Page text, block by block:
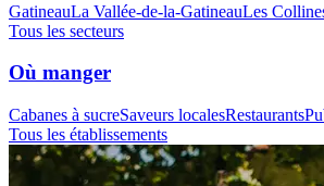
GatineauLa Vallée-de-la-GatineauLes
Tous les secteurs
Où manger
Cabanes à sucreSaveurs localesRestaurants
Tous les établissements